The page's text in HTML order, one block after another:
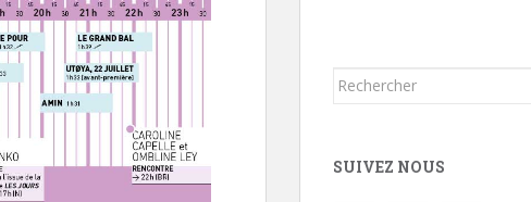
Rechercher...
SUIVEZ NOUS